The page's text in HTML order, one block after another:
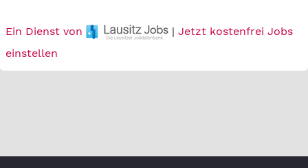
Ein Dienst von | Jetzt kostenfrei Jobs
einstellen